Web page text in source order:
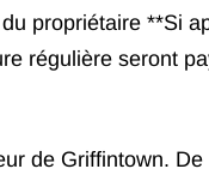
propriétaire **Si
régulière seront
de Griffintown.